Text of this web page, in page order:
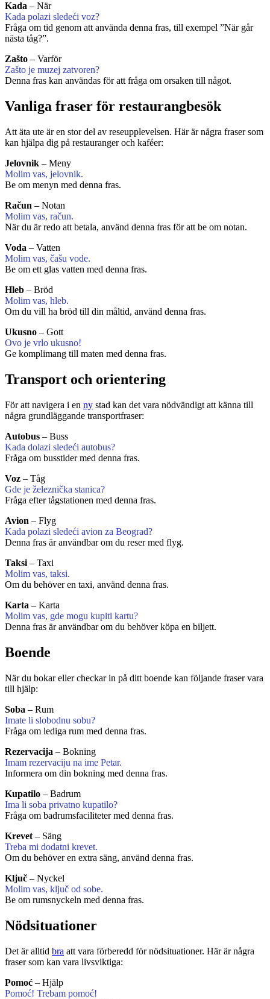
Kada – När
Kada polazi sledeći voz?
Fråga om tid genom att använda denna fras, till exempel ”När går
nästa tåg?”.
Zašto – Varför
Zašto je muzej zatvoren?
Denna fras kan användas för att fråga om orsaken till något.
Vanliga fraser för restaurangbesök
Att äta ute är en stor del av reseupplevelsen. Här är några fraser som
kan hjälpa dig på restauranger och kaféer:
Jelovnik – Meny
Molim vas, jelovnik.
Be om menyn med denna fras.
Račun – Notan
Molim vas, račun.
När du är redo att betala, använd denna fras för att be om notan.
Voda – Vatten
Molim vas, čašu vode.
Be om ett glas vatten med denna fras.
Hleb – Bröd
Molim vas, hleb.
Om du vill ha bröd till din måltid, använd denna fras.
Ukusno – Gott
Ovo je vrlo ukusno!
Ge komplimang till maten med denna fras.
Transport och orientering
För att navigera i en ny stad kan det vara nödvändigt att känna till
några grundläggande transportfraser:
Autobus – Buss
Kada dolazi sledeći autobus?
Fråga om busstider med denna fras.
Voz – Tåg
Gde je železnička stanica?
Fråga efter tågstationen med denna fras.
Avion – Flyg
Kada polazi sledeći avion za Beograd?
Denna fras är användbar om du reser med flyg.
Taksi – Taxi
Molim vas, taksi.
Om du behöver en taxi, använd denna fras.
Karta – Karta
Molim vas, gde mogu kupiti kartu?
Denna fras är användbar om du behöver köpa en biljett.
Boende
När du bokar eller checkar in på ditt boende kan följande fraser vara
till hjälp:
Soba – Rum
Imate li slobodnu sobu?
Fråga om lediga rum med denna fras.
Rezervacija – Bokning
Imam rezervaciju na ime Petar.
Informera om din bokning med denna fras.
Kupatilo – Badrum
Ima li soba privatno kupatilo?
Fråga om badrumsfaciliteter med denna fras.
Krevet – Säng
Treba mi dodatni krevet.
Om du behöver en extra säng, använd denna fras.
Ključ – Nyckel
Molim vas, ključ od sobe.
Be om rumsnyckeln med denna fras.
Nödsituationer
Det är alltid bra att vara förberedd för nödsituationer. Här är några
fraser som kan vara livsviktiga:
Pomoć – Hjälp
Pomoć! Trebam pomoć!